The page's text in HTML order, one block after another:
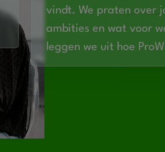
vindt. We praten over
ambities en wat voor
leggen we uit hoe